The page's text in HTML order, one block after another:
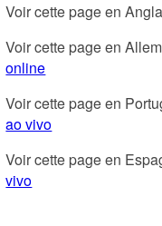
Voir cette page en
Voir cette page en
online
Voir cette page en
ao vivo
Voir cette page en
vivo